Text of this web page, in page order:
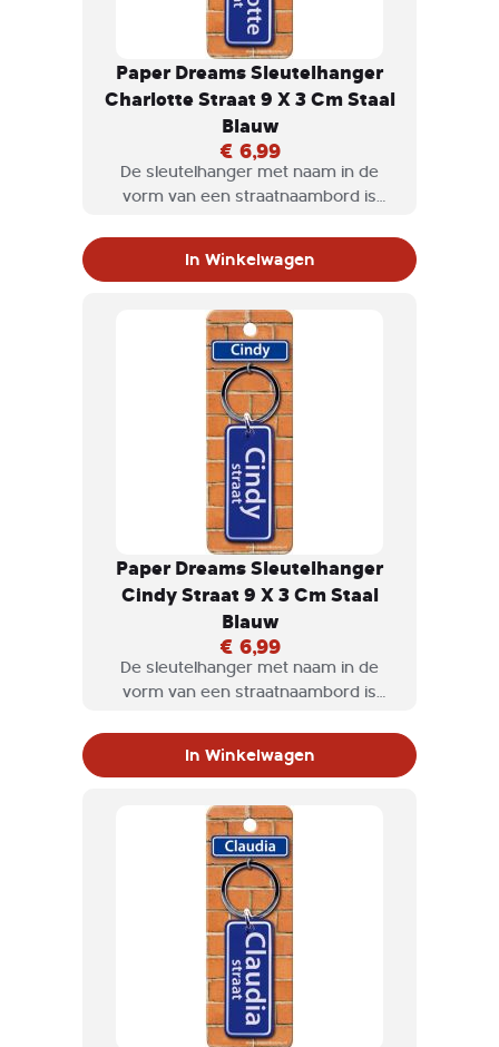
Paper Dreams Sleutelhanger
Charlotte Straat 9 X 3 Cm Staal
Blauw
€ 6,99
De sleutelhanger met naam in de
vorm van een straatnaambord is
jezelf om te krijgen.
In Winkelwagen
Paper Dreams Sleutelhanger
Cindy Straat 9 X 3 Cm Staal
Blauw
€ 6,99
De sleutelhanger met naam in de
vorm van een straatnaambord is
jezelf om te krijgen.
In Winkelwagen